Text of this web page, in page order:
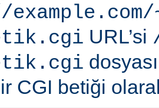
URL’si
CGI betiği olarak